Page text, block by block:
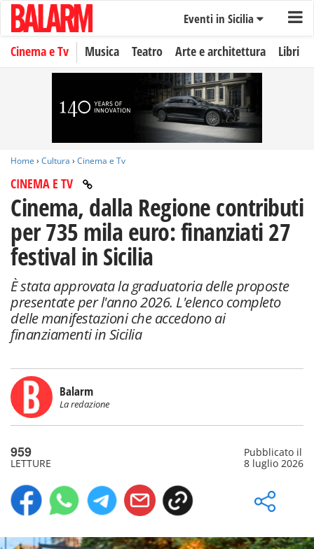
Eventi in Sicilia
Cinema e Tv Musica Teatro Arte e architettura Libri
Home › Cultura › Cinema e Tv
CINEMA E TV
Cinema, dalla Regione contributi
per 735 mila euro: finanziati 27
festival in Sicilia
È stata approvata la graduatoria delle proposte
presentate per l'anno 2026. L'elenco completo
delle manifestazioni che accedono ai
finanziamenti in Sicilia
Balarm
La redazione
959
LETTURE
Pubblicato il
8 luglio 2026